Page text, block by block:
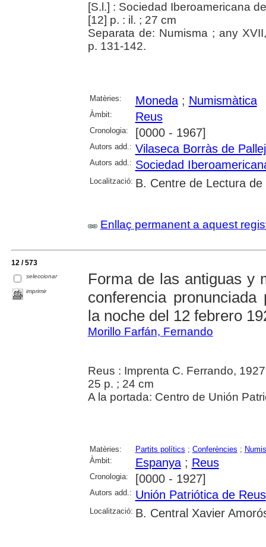
[S.l.] : Sociedad Iberoamericana
[12] p. : il. ; 27 cm
Separata de: Numisma ; any
p. 131-142.
Matèries: Moneda; Numismàtica
Àmbit: Reus
Cronologia: [0000 - 1967]
Autors add.: Vilaseca Borràs de
Autors add.: Sociedad
Localització: B. Centre de Lectura de
Enllaç permanent a aquest
12 / 573
seleccionar
imprimir
Forma de las antiguas y
conferencia
la noche del 12 febrero
Morillo Farfán, Fernando
Reus : Imprenta C. Ferrando, 1927
25 p. ; 24 cm
A la portada: Centro de Unión
Matèries: Partits polítics ; Conferències ;
Àmbit:
Espanya; Reus
Cronologia: [0000 - 1927]
Autors add.: Unión Patriótica de Reus
Localització: B. Central Xavier